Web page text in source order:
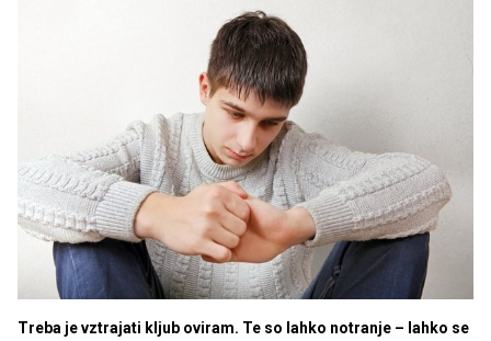
Treba je vztrajati kljub oviram. Te so lahko notranje – lahko se